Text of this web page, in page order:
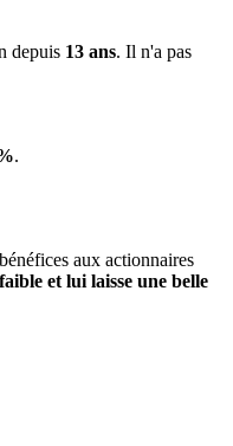
depuis 13 ans. Il n'a pas
.
aux actionnaires
faible et lui laisse une belle